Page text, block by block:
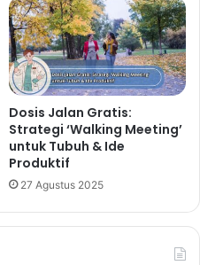
Dosis Jalan Gratis:
Strategi ‘Walking Meeting’
untuk Tubuh & Ide
Produktif
27 Agustus 2025